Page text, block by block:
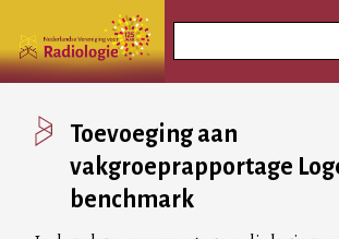
naar
inhoud
Phrase
Toevoeging aan
vakgroeprapportage
benchmark